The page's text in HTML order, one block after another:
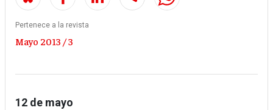
Pertenece a la revista
Mayo 2013 / 3
12 de mayo